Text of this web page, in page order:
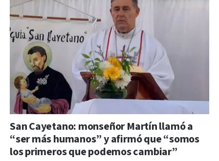
San Cayetano: monseñor Martín llamó a
“ser más humanos” y afirmó que “somos
los primeros que podemos cambiar”